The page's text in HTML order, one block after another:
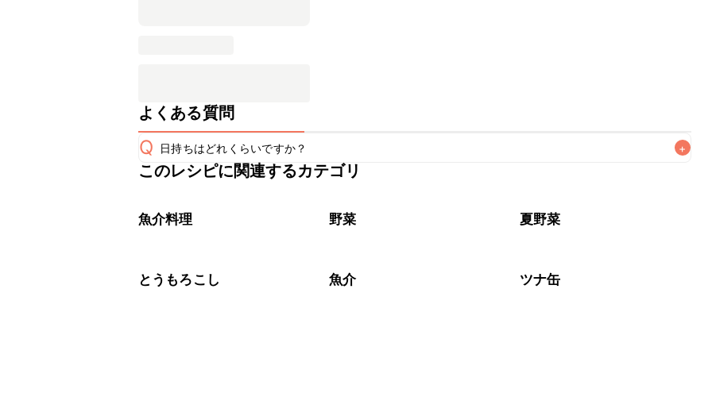
よくある質問
Q 日持ちはどれくらいですか？ +
保存期間は冷蔵で当日中が目安です。なるべくお早めにお召し上がりください。
※日持ちは目安です。
このレシピに関連するカテゴリ
魚介料理 野菜 夏野菜
とうもろこし 魚介 ツナ缶